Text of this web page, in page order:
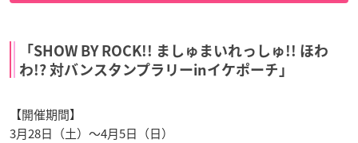
「SHOW BY ROCK!! ましゅまいれっしゅ!! ほわ
わ!? 対バンスタンプラリーinイケポーチ」
【開催期間】
3月28日（土）～4月5日（日）